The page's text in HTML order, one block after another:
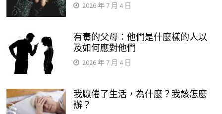
2026 年 7 月 4 日
有毒的父母：他們是什麼樣的人以
及如何應對他們
2026 年 7 月 4 日
我厭倦了生活，為什麼？我該怎麼
辦？